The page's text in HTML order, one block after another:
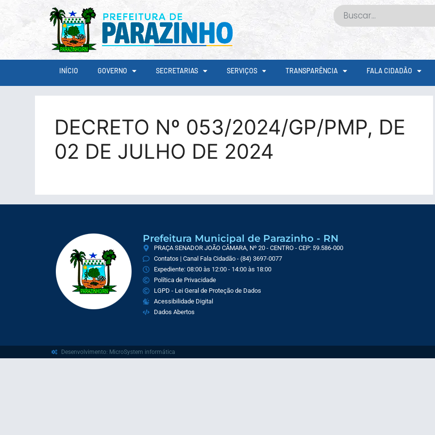
INÍCIO GOVERNO SECRETARIAS SERVIÇOS TRANSPARÊNCIA FALA CIDADÃO
DECRETO Nº 053/2024/GP/PMP, DE
02 DE JULHO DE 2024
Prefeitura Municipal de Parazinho - RN
PRAÇA SENADOR JOÃO CÂMARA, Nº 20 - CENTRO - CEP: 59.586-000
Contatos | Canal Fala Cidadão - (84) 3697-0077
Expediente: 08:00 às 12:00 - 14:00 às 18:00
Política de Privacidade
LGPD - Lei Geral de Proteção de Dados
Acessibilidade Digital
Dados Abertos
Desenvolvimento: MicroSystem informática